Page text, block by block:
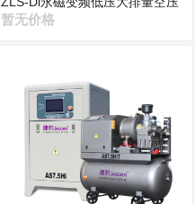
机
暂无价格